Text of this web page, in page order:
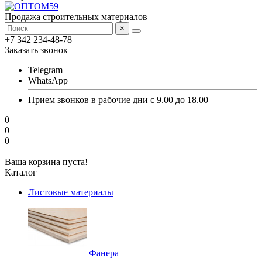
Продажа строительных материалов
×
+7 342 234-48-78
Заказать звонок
Telegram
WhatsApp
Прием звонков в рабочие дни с 9.00 до 18.00
0
0
0
Ваша корзина пуста!
Каталог
Листовые материалы
Фанера